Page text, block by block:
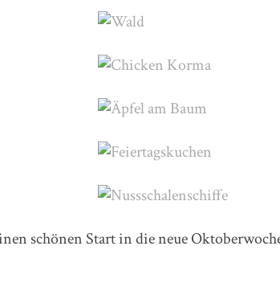
schönen Start in die neue